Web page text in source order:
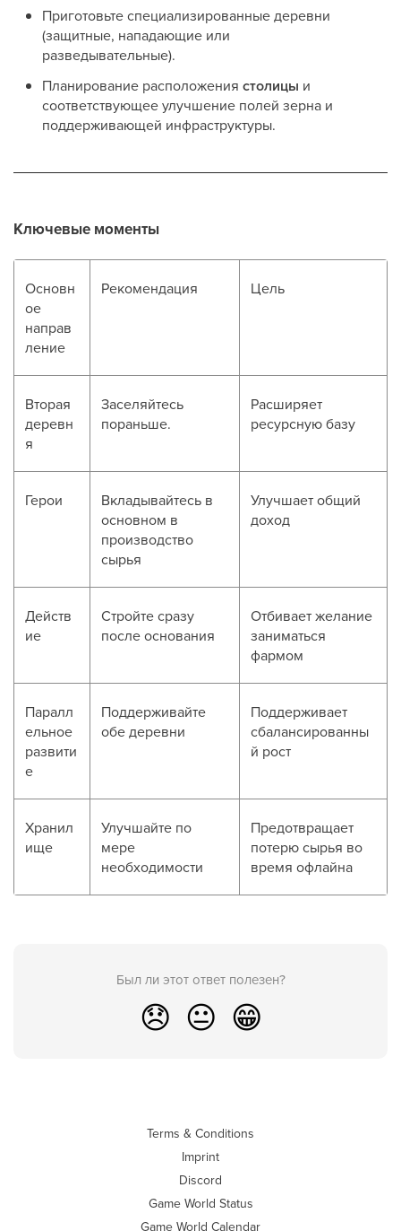
Приготовьте специализированные деревни
(защитные, нападающие или
разведывательные).
Планирование расположения столицы и
соответствующее улучшение полей зерна и
поддерживающей инфраструктуры.
Ключевые моменты
Основн
ое
направ
ление
Рекомендация Цель
Вторая
деревн
я
Заселяйтесь
пораньше.
Расширяет
ресурсную базу
Герои
Вкладывайтесь в
основном в
производство
сырья
Улучшает общий
доход
Действ
ие
Стройте сразу
после основания
Отбивает желание
заниматься
фармом
Паралл
ельное
развити
е
Поддерживайте
обе деревни
Поддерживает
сбалансированны
й рост
Хранил
ище
Улучшайте по
мере
необходимости
Предотвращает
потерю сырья во
время офлайна
Был ли этот ответ полезен?
😞 😐 😁
Terms & Conditions
Imprint
Discord
Game World Status
Game World Calendar